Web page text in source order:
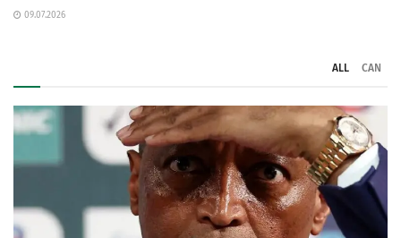
09.07.2026
ALL CAN